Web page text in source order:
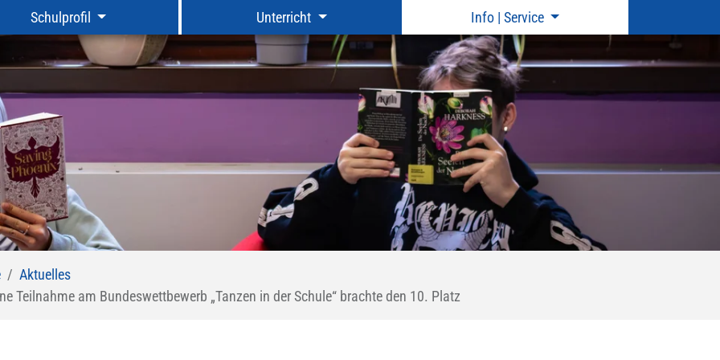
Schulprofil Unterricht Info | Service
Aktuelles
Teilnahme am Bundeswettbewerb „Tanzen in der Schule“ brachte den 10. Platz